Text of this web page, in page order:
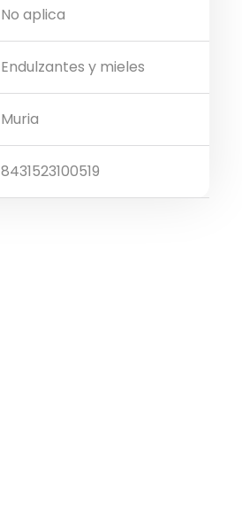
No aplica
Endulzantes y mieles
Muria
8431523100519